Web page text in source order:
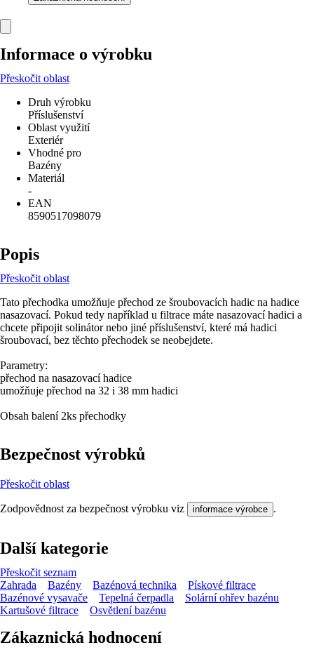
Informace o výrobku
Přeskočit oblast
Druh výrobku
Příslušenství
Oblast využití
Exteriér
Vhodné pro
Bazény
Materiál
-
EAN
8590517098079
Popis
Přeskočit oblast
Tato přechodka umožňuje přechod ze šroubovacích hadic na hadice
nasazovací. Pokud tedy například u filtrace máte nasazovací hadici a
chcete připojit solinátor nebo jiné příslušenství, které má hadici
šroubovací, bez těchto přechodek se neobejdete.
Parametry:
přechod na nasazovací hadice
umožňuje přechod na 32 i 38 mm hadici
Obsah balení 2ks přechodky
Bezpečnost výrobků
Přeskočit oblast
Zodpovědnost za bezpečnost výrobku viz informace výrobce .
Další kategorie
Přeskočit seznam
Zahrada
Bazény Bazénová technika
Pískové filtrace
Bazénové vysavače
Tepelná čerpadla
Solární ohřev bazénu
Kartušové filtrace
Osvětlení bazénu
Zákaznická hodnocení